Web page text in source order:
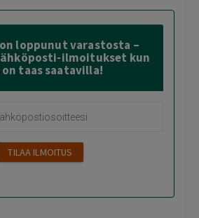
loppunut varastosta –
ilmoitukset kun
taas saatavilla!